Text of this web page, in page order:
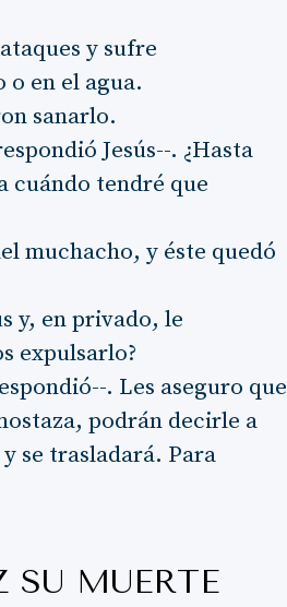
y sufre
o en el agua.
sanarlo.
Jesús--. ¿Hasta
cuándo tendré que
muchacho, y éste quedó
y, en privado, le
expulsarlo?
. Les aseguro que
podrán decirle a
se trasladará. Para
SU MUERTE